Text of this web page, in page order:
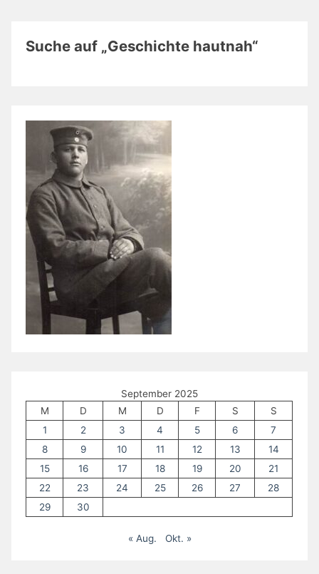
Suche auf „Geschichte hautnah“
September 2025
M
D M D F S
S
1
2 3 4 5 6
7
8
9 10 11 12 13
14
15
16 17 18 19 20
21
22
23 24 25 26 27
28
29
30
« Aug. Okt. »